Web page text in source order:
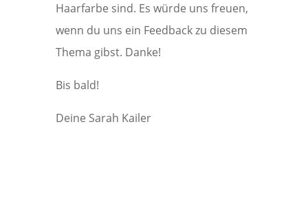
Haarfarbe sind. Es würde uns freuen,
wenn du uns ein Feedback zu diesem
Thema gibst. Danke!
Bis bald!
Deine Sarah Kailer